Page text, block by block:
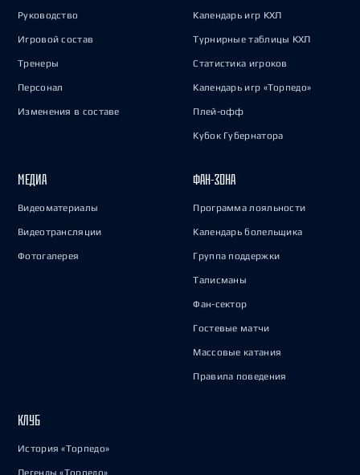
Руководство
Игровой состав
Тренеры
Персонал
Изменения в составе
Календарь игр КХЛ
Турнирные таблицы КХЛ
Статистика игроков
Календарь игр «Торпедо»
Плей-офф
Кубок Губернатора
МЕДИА
Видеоматериалы
Видеотрансляции
Фотогалерея
ФАН-ЗОНА
Программа лояльности
Календарь болельщика
Группа поддержки
Талисманы
Фан-сектор
Гостевые матчи
Массовые катания
Правила поведения
КЛУБ
История «Торпедо»
Легенды «Торпедо»